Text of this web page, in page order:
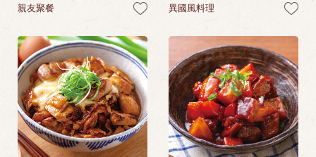
親友聚餐 異國風料理